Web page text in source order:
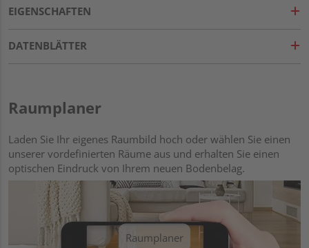
EIGENSCHAFTEN
DATENBLÄTTER
Raumplaner
Laden Sie Ihr eigenes Raumbild hoch oder wählen Sie einen
unserer vordefinierten Räume aus und erhalten Sie einen
optischen Eindruck von Ihrem neuen Bodenbelag.
Raumplaner